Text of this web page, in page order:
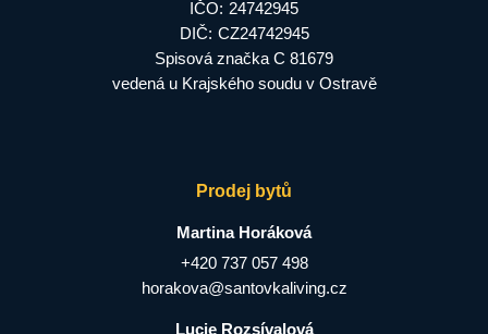
IČO: 24742945
DIČ: CZ24742945
Spisová značka C 81679
vedená u Krajského soudu v Ostravě
Prodej bytů
Martina Horáková
+420 737 057 498
horakova@santovkaliving.cz
Lucie Rozsívalová